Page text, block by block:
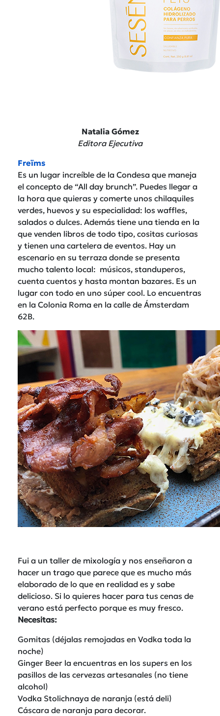
Natalia Gómez
Editora Ejecutiva
Freïms
Es un lugar increíble de la Condesa que maneja
el concepto de “All day brunch”. Puedes llegar a
la hora que quieras y comerte unos chilaquiles
verdes, huevos y su especialidad: los waffles,
salados o dulces. Además tiene una tienda en la
que venden libros de todo tipo, cositas curiosas
y tienen una cartelera de eventos. Hay un
escenario en su terraza donde se presenta
mucho talento local: músicos, standuperos,
cuenta cuentos y hasta montan bazares. Es un
lugar con todo en uno súper cool. Lo encuentras
en la Colonia Roma en la calle de Ámsterdam
62B.
Fui a un taller de mixología y nos enseñaron a
hacer un trago que parece que es mucho más
elaborado de lo que en realidad es y sabe
delicioso. Si lo quieres hacer para tus cenas de
verano está perfecto porque es muy fresco.
Necesitas:
Gomitas (déjalas remojadas en Vodka toda la
noche)
Ginger Beer la encuentras en los supers en los
pasillos de las cervezas artesanales (no tiene
alcohol)
Vodka Stolichnaya de naranja (está deli)
Cáscara de naranja para decorar.